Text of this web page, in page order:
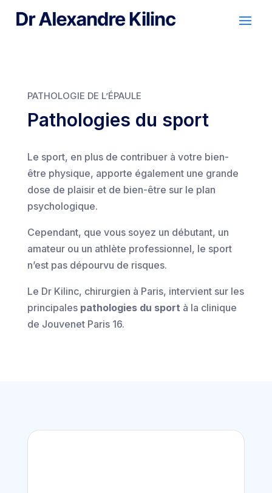
PATHOLOGIE DE L’ÉPAULE
Pathologies du sport
Le sport, en plus de contribuer à votre bien-
être physique, apporte également une grande
dose de plaisir et de bien-être sur le plan
psychologique.
Cependant, que vous soyez un débutant, un
amateur ou un athlète professionnel, le sport
n’est pas dépourvu de risques.
Le Dr Kilinc, chirurgien à Paris, intervient sur les
principales pathologies du sport à la clinique
de Jouvenet Paris 16.